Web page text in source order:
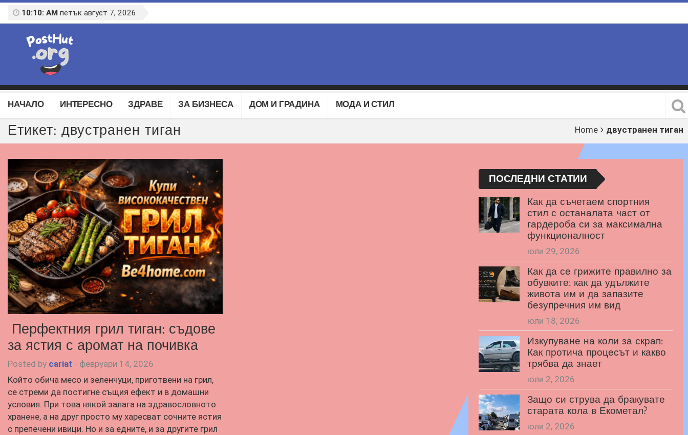
10:10: AM петък август 7, 2026
НАЧАЛО ИНТЕРЕСНО ЗДРАВЕ ЗА БИЗНЕСА ДОМ И ГРАДИНА МОДА И СТИЛ
Етикет: двустранен тиган Home двустранен тиган
Перфектния грил тиган: съдове
за ястия с аромат на почивка
Posted by cariat - февруари 14, 2026
Който обича месо и зеленчуци, приготвени на грил,
се стреми да постигне същия ефект и в домашни
условия. При това някой залага на здравословното
хранене, а на друг просто му харесват сочните ястия
с препечени ивици. Но и за едните, и за другите грил
ПОСЛЕДНИ СТАТИИ
Как да съчетаем спортния
стил с останалата част от
гардероба си за максимална
функционалност
юли 29, 2026
Как да се грижите правилно за
обувките: как да удължите
живота им и да запазите
безупречния им вид
юли 18, 2026
Изкупуване на коли за скрап:
Как протича процесът и какво
трябва да знает
юли 2, 2026
Защо си струва да бракувате
старата кола в Екометал?
юли 2, 2026